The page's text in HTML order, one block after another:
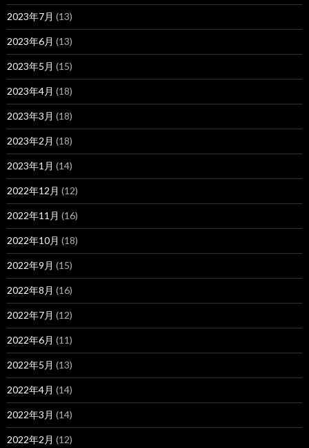
2023年7月 (13)
2023年6月 (13)
2023年5月 (15)
2023年4月 (18)
2023年3月 (18)
2023年2月 (18)
2023年1月 (14)
2022年12月 (12)
2022年11月 (16)
2022年10月 (18)
2022年9月 (15)
2022年8月 (16)
2022年7月 (12)
2022年6月 (11)
2022年5月 (13)
2022年4月 (14)
2022年3月 (14)
2022年2月 (12)